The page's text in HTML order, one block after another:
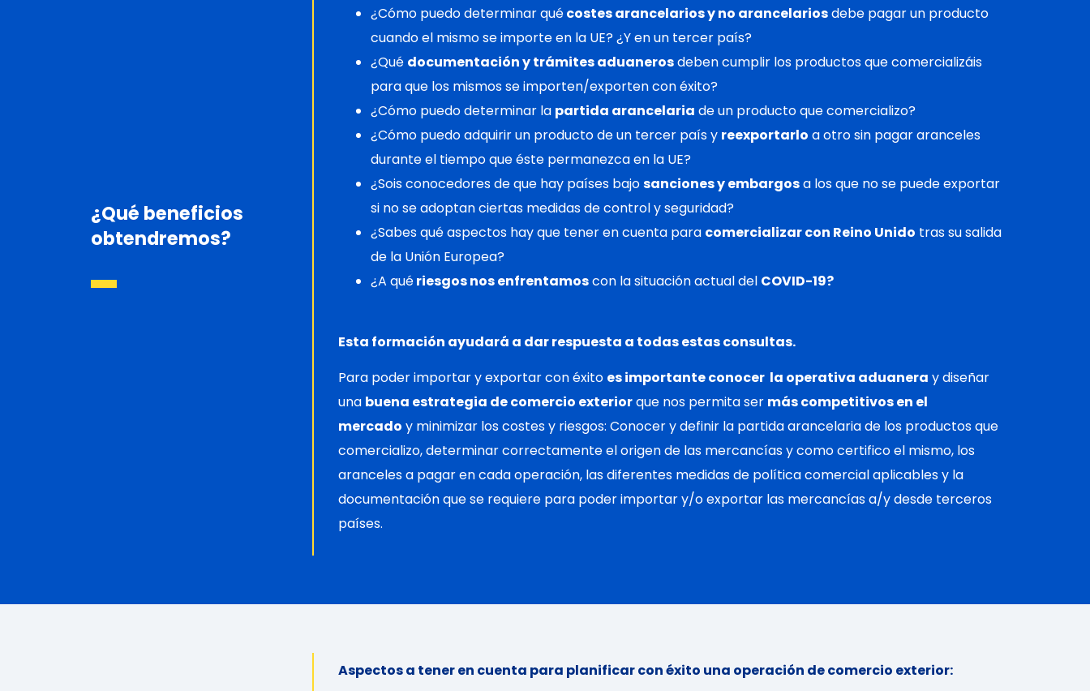
¿Qué beneficios
obtendremos?
¿Cómo puedo determinar quécostes arancelarios y no arancelariosdebe pagar un producto
cuando el mismo se importe en la UE? ¿Y en un tercer país?
¿Qué documentación y trámites aduanerosdeben cumplir los productos que comercializáis
para que los mismos se importen/exporten con éxito?
¿Cómo puedo determinar la partida arancelaria de un producto que comercializo?
¿Cómo puedo adquirir un producto de un tercer país y reexportarlo a otro sin pagar aranceles
durante el tiempo que éste permanezca en la UE?
¿Sois conocedores de que hay países bajosanciones y embargosa los que no se puede exportar
si no se adoptan ciertas medidas de control y seguridad?
¿Sabes qué aspectos hay que tener en cuenta para comercializar con Reino Unido tras su salida
de la Unión Europea?
¿A quériesgos nos enfrentamoscon la situación actual del COVID-19?
Esta formación ayudará a dar respuesta a todas estas consultas.
Para poder importar y exportar con éxito es importante conocer la operativa aduanera y diseñar
una buena estrategia de comercio exteriorque nos permita ser más competitivos en el
mercado y minimizar los costes y riesgos: Conocer y definir la partida arancelaria de los productos que
comercializo, determinar correctamente el origen de las mercancías y como certifico el mismo, los
aranceles a pagar en cada operación, las diferentes medidas de política comercial aplicables y la
documentación que se requiere para poder importar y/o exportar las mercancías a/y desde terceros
países.
Aspectos a tener en cuenta para planificar con éxito una operación de comercio exterior: